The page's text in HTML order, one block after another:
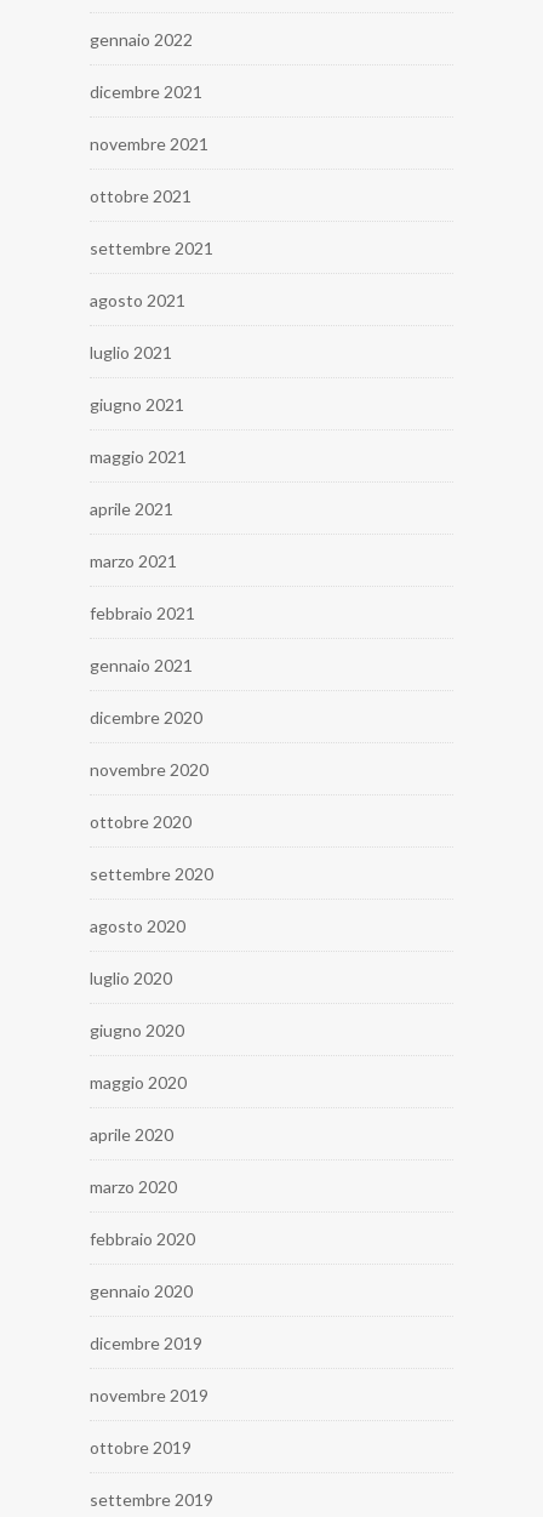
gennaio 2022
dicembre 2021
novembre 2021
ottobre 2021
settembre 2021
agosto 2021
luglio 2021
giugno 2021
maggio 2021
aprile 2021
marzo 2021
febbraio 2021
gennaio 2021
dicembre 2020
novembre 2020
ottobre 2020
settembre 2020
agosto 2020
luglio 2020
giugno 2020
maggio 2020
aprile 2020
marzo 2020
febbraio 2020
gennaio 2020
dicembre 2019
novembre 2019
ottobre 2019
settembre 2019